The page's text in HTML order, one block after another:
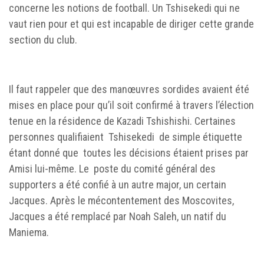
concerne les notions de football. Un Tshisekedi qui ne
vaut rien pour et qui est incapable de diriger cette grande
section du club.
Il faut rappeler que des manœuvres sordides avaient été
mises en place pour qu’il soit confirmé à travers l’élection
tenue en la résidence de Kazadi Tshishishi. Certaines
personnes qualifiaient Tshisekedi de simple étiquette
étant donné que toutes les décisions étaient prises par
Amisi lui-même. Le poste du comité général des
supporters a été confié à un autre major, un certain
Jacques. Après le mécontentement des Moscovites,
Jacques a été remplacé par Noah Saleh, un natif du
Maniema.